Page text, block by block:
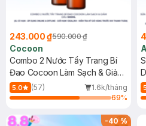
243.000 ₫590.000 ₫
Cocoon
Combo 2 Nước Tẩy Trang Bí
Đao Cocoon Làm Sạch & Giảm
Dầu 500ml
5.0 (57)
1.6k/tháng
69%
-40%